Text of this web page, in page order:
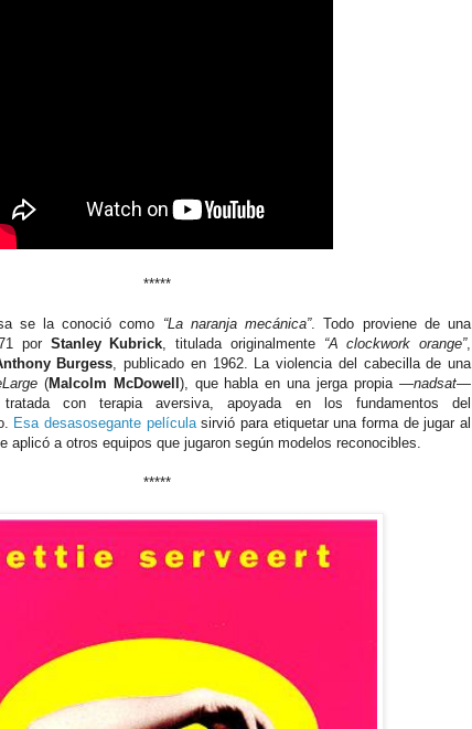
*****
se la conoció como “La naranja mecánica”. Todo proviene de una
por Stanley Kubrick , titulada originalmente “A clockwork orange”,
Burgess , publicado en 1962. La violencia del cabecilla de una
(Malcolm McDowell), que habla en una jerga propia —nadsat—
con terapia aversiva, apoyada en los fundamentos del
Esa desasosegante películasirvió para etiquetar una forma de jugar al
aplicó a otros equipos que jugaron según modelos reconocibles.
*****